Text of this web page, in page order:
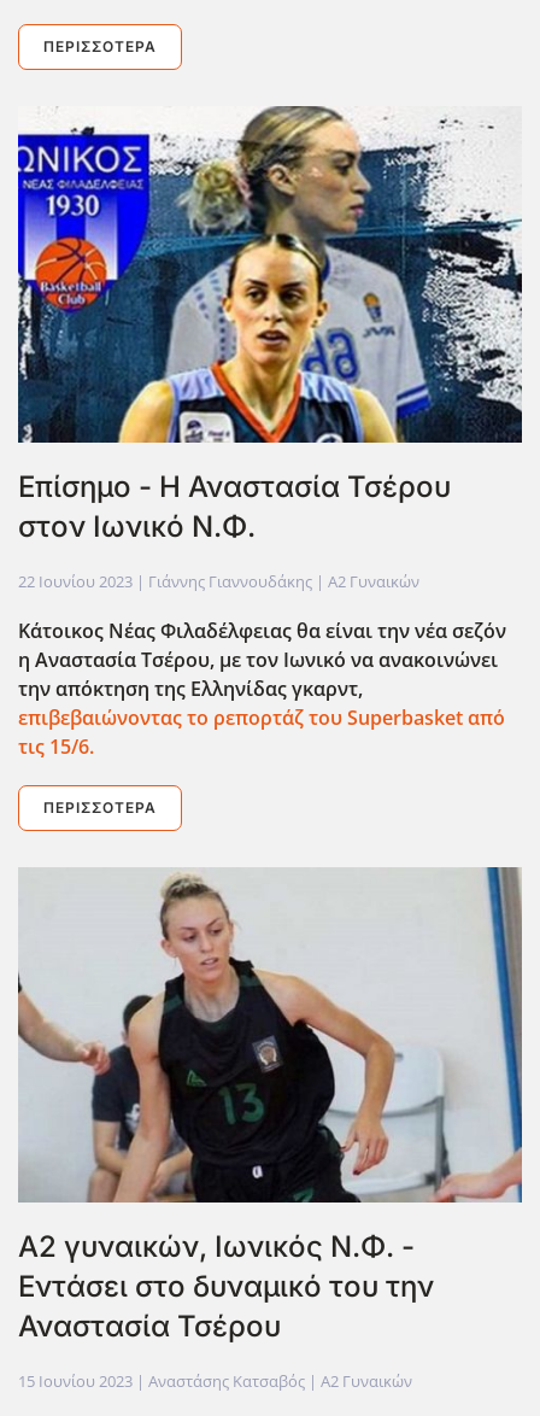
ΠΕΡΙΣΣΌΤΕΡΑ
Επίσημο - Η Αναστασία Τσέρου
στον Ιωνικό Ν.Φ.
22 Ιουνίου 2023 | Γιάννης Γιαννουδάκης | Α2 Γυναικών
Κάτοικος Νέας Φιλαδέλφειας θα είναι την νέα σεζόν
η Αναστασία Τσέρου, με τον Ιωνικό να ανακοινώνει
την απόκτηση της Ελληνίδας γκαρντ,
επιβεβαιώνοντας το ρεπορτάζ του Superbasketαπό
τις 15/6.
ΠΕΡΙΣΣΌΤΕΡΑ
Α2 γυναικών, Ιωνικός Ν.Φ. -
Εντάσει στο δυναμικό του την
Αναστασία Τσέρου
15 Ιουνίου 2023 | Αναστάσης Κατσαβός | Α2 Γυναικών